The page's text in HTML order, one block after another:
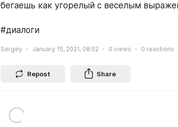
бегаешь как угорелый с веселым
#диалоги
Sergey January 15, 2021, 08:52 0 views 0 reactions
Repost Share